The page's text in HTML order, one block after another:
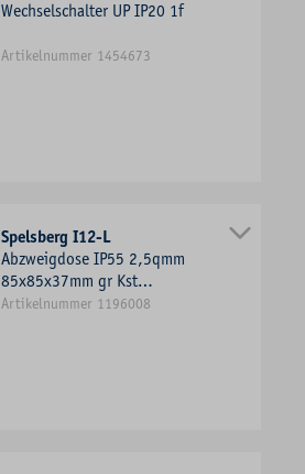
Wechselschalter UP IP20 1f
Artikelnummer 1454673
Spelsberg I12-L
Abzweigdose IP55 2,5qmm
85x85x37mm gr Kst
Wand/Decke hfr
Artikelnummer 1196008